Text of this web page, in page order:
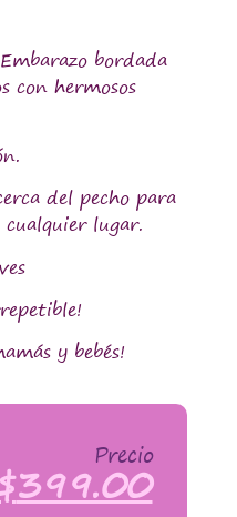
bordada
con hermosos
del pecho para
lugar.
y bebés!
Precio
399.00